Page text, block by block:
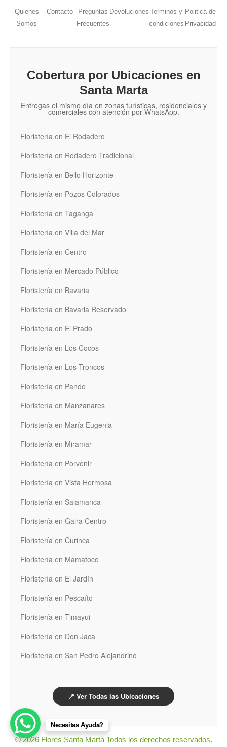
Quienes
Somos
Contacto
Preguntas
Frecuentes
Devoluciones Terminos y
condiciones
Politica de
Privacidad
Cobertura por Ubicaciones en
Santa Marta
Entregas el mismo día en zonas turísticas, residenciales y
comerciales con atención por WhatsApp.
Floristería en El Rodadero
Floristería en Rodadero Tradicional
Floristería en Bello Horizonte
Floristería en Pozos Colorados
Floristería en Taganga
Floristería en Villa del Mar
Floristería en Centro
Floristería en Mercado Público
Floristería en Bavaria
Floristería en Bavaria Reservado
Floristería en El Prado
Floristería en Los Cocos
Floristería en Los Troncos
Floristería en Pando
Floristería en Manzanares
Floristería en María Eugenia
Floristería en Miramar
Floristería en Porvenir
Floristería en Vista Hermosa
Floristería en Salamanca
Floristería en Gaira Centro
Floristería en Curinca
Floristería en Mamatoco
Floristería en El Jardín
Floristería en Pescaíto
Floristería en Timayui
Floristería en Don Jaca
Floristería en San Pedro Alejandrino
📍 Ver Todas las Ubicaciones
© 2026 Flores Santa Marta Todos los derechos reservados.
Necesitas Ayuda?